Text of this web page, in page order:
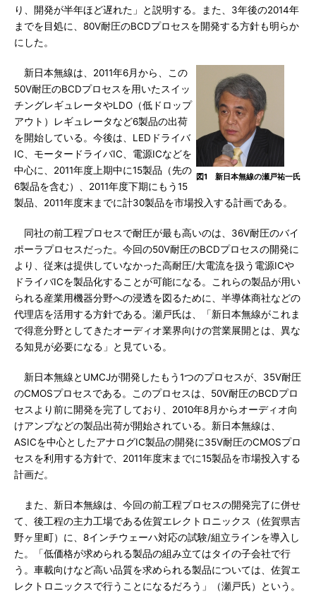
り、開発が半年ほど遅れた」と説明する。また、3年後の2014年
までを目処に、80V耐圧のBCDプロセスを開発する方針も明らか
にした。
図1 新日本無線の瀬戸祐一氏
新日本無線は、2011年6月から、この
50V耐圧のBCDプロセスを用いたスイッ
チングレギュレータやLDO（低ドロップ
アウト）レギュレータなど6製品の出荷
を開始している。今後は、LEDドライバ
IC、モータードライバIC、電源ICなどを
中心に、2011年度上期中に15製品（先の
6製品を含む）、2011年度下期にもう15
製品、2011年度末までに計30製品を市場投入する計画である。
同社の前工程プロセスで耐圧が最も高いのは、36V耐圧のバイ
ポーラプロセスだった。今回の50V耐圧のBCDプロセスの開発に
より、従来は提供していなかった高耐圧/大電流を扱う電源ICや
ドライバICを製品化することが可能になる。これらの製品が用い
られる産業用機器分野への浸透を図るために、半導体商社などの
代理店を活用する方針である。瀬戸氏は、「新日本無線がこれま
で得意分野としてきたオーディオ業界向けの営業展開とは、異な
る知見が必要になる」と見ている。
新日本無線とUMCJが開発したもう1つのプロセスが、35V耐圧
のCMOSプロセスである。このプロセスは、50V耐圧のBCDプロ
セスより前に開発を完了しており、2010年8月からオーディオ向
けアンプなどの製品出荷が開始されている。新日本無線は、
ASICを中心としたアナログIC製品の開発に35V耐圧のCMOSプロ
セスを利用する方針で、2011年度末までに15製品を市場投入する
計画だ。
また、新日本無線は、今回の前工程プロセスの開発完了に併せ
て、後工程の主力工場である佐賀エレクトロニックス（佐賀県吉
野ヶ里町）に、8インチウェーハ対応の試験/組立ラインを導入し
た。「低価格が求められる製品の組み立てはタイの子会社で行
う。車載向けなど高い品質を求められる製品については、佐賀エ
レクトロニックスで行うことになるだろう」（瀬戸氏）という。